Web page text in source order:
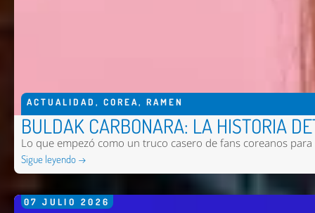
ACTUALIDAD , COREA, RAMEN
BULDAK CARBONARA: LA HISTORIA
Lo que empezó como un truco casero de fans coreanos
Sigue leyendo →
07 JULIO 2026